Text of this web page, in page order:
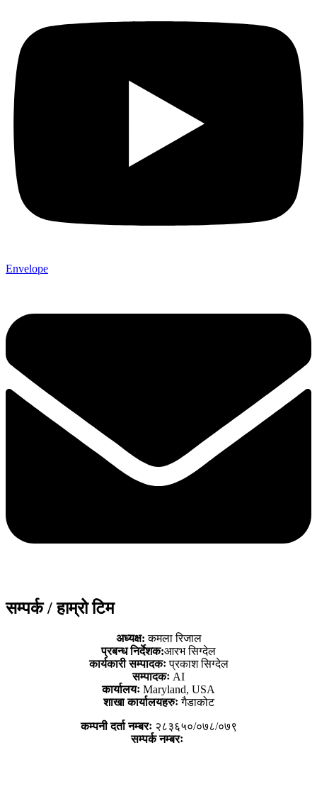
Envelope
सम्पर्क / हाम्रो टिम
अध्यक्ष:कमला रिजाल
प्रबन्ध निर्देशक:आरभ सिग्देल
कार्यकारी सम्पादकःप्रकाश सिग्देल
सम्पादकः AI
कार्यालयः Maryland, USA
शाखा कार्यालयहरुःगैडाकोट
कम्पनी दर्ता नम्बरः२८३६५०/०७८/०७९
सम्पर्क नम्बरः